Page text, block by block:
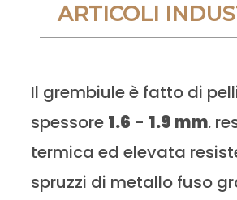
ARTICOLI
Il grembiule è fatto di
spessore 1.6 - 1.9 mm.
termica ed elevata
spruzzi di metallo fuso